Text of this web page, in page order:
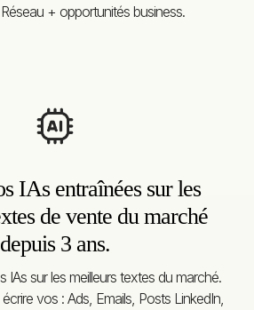
+ opportunités business.
IAs entraînées sur les
de vente du marché
depuis 3 ans.
IAs sur les meilleurs textes du marché.
vos : Ads, Emails, Posts LinkedIn,